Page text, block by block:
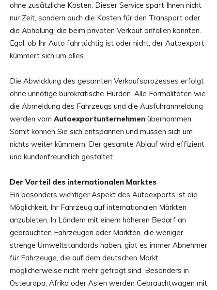
ohne zusätzliche Kosten. Dieser Service spart Ihnen nicht
nur Zeit, sondern auch die Kosten für den Transport oder
die Abholung, die beim privaten Verkauf anfallen könnten.
Egal, ob Ihr Auto fahrtüchtig ist oder nicht, der Autoexport
kümmert sich um alles.
Die Abwicklung des gesamten Verkaufsprozesses erfolgt
ohne unnötige bürokratische Hürden. Alle Formalitäten wie
die Abmeldung des Fahrzeugs und die Ausfuhranmeldung
werden vom Autoexportunternehmen übernommen.
Somit können Sie sich entspannen und müssen sich um
nichts weiter kümmern. Der gesamte Ablauf wird effizient
und kundenfreundlich gestaltet.
Der Vorteil des internationalen Marktes
Ein besonders wichtiger Aspekt des Autoexports ist die
Möglichkeit, Ihr Fahrzeug auf internationalen Märkten
anzubieten. In Ländern mit einem höheren Bedarf an
gebrauchten Fahrzeugen oder Märkten, die weniger
strenge Umweltstandards haben, gibt es immer Abnehmer
für Fahrzeuge, die auf dem deutschen Markt
möglicherweise nicht mehr gefragt sind. Besonders in
Osteuropa, Afrika oder Asien werden Gebrauchtwagen mit